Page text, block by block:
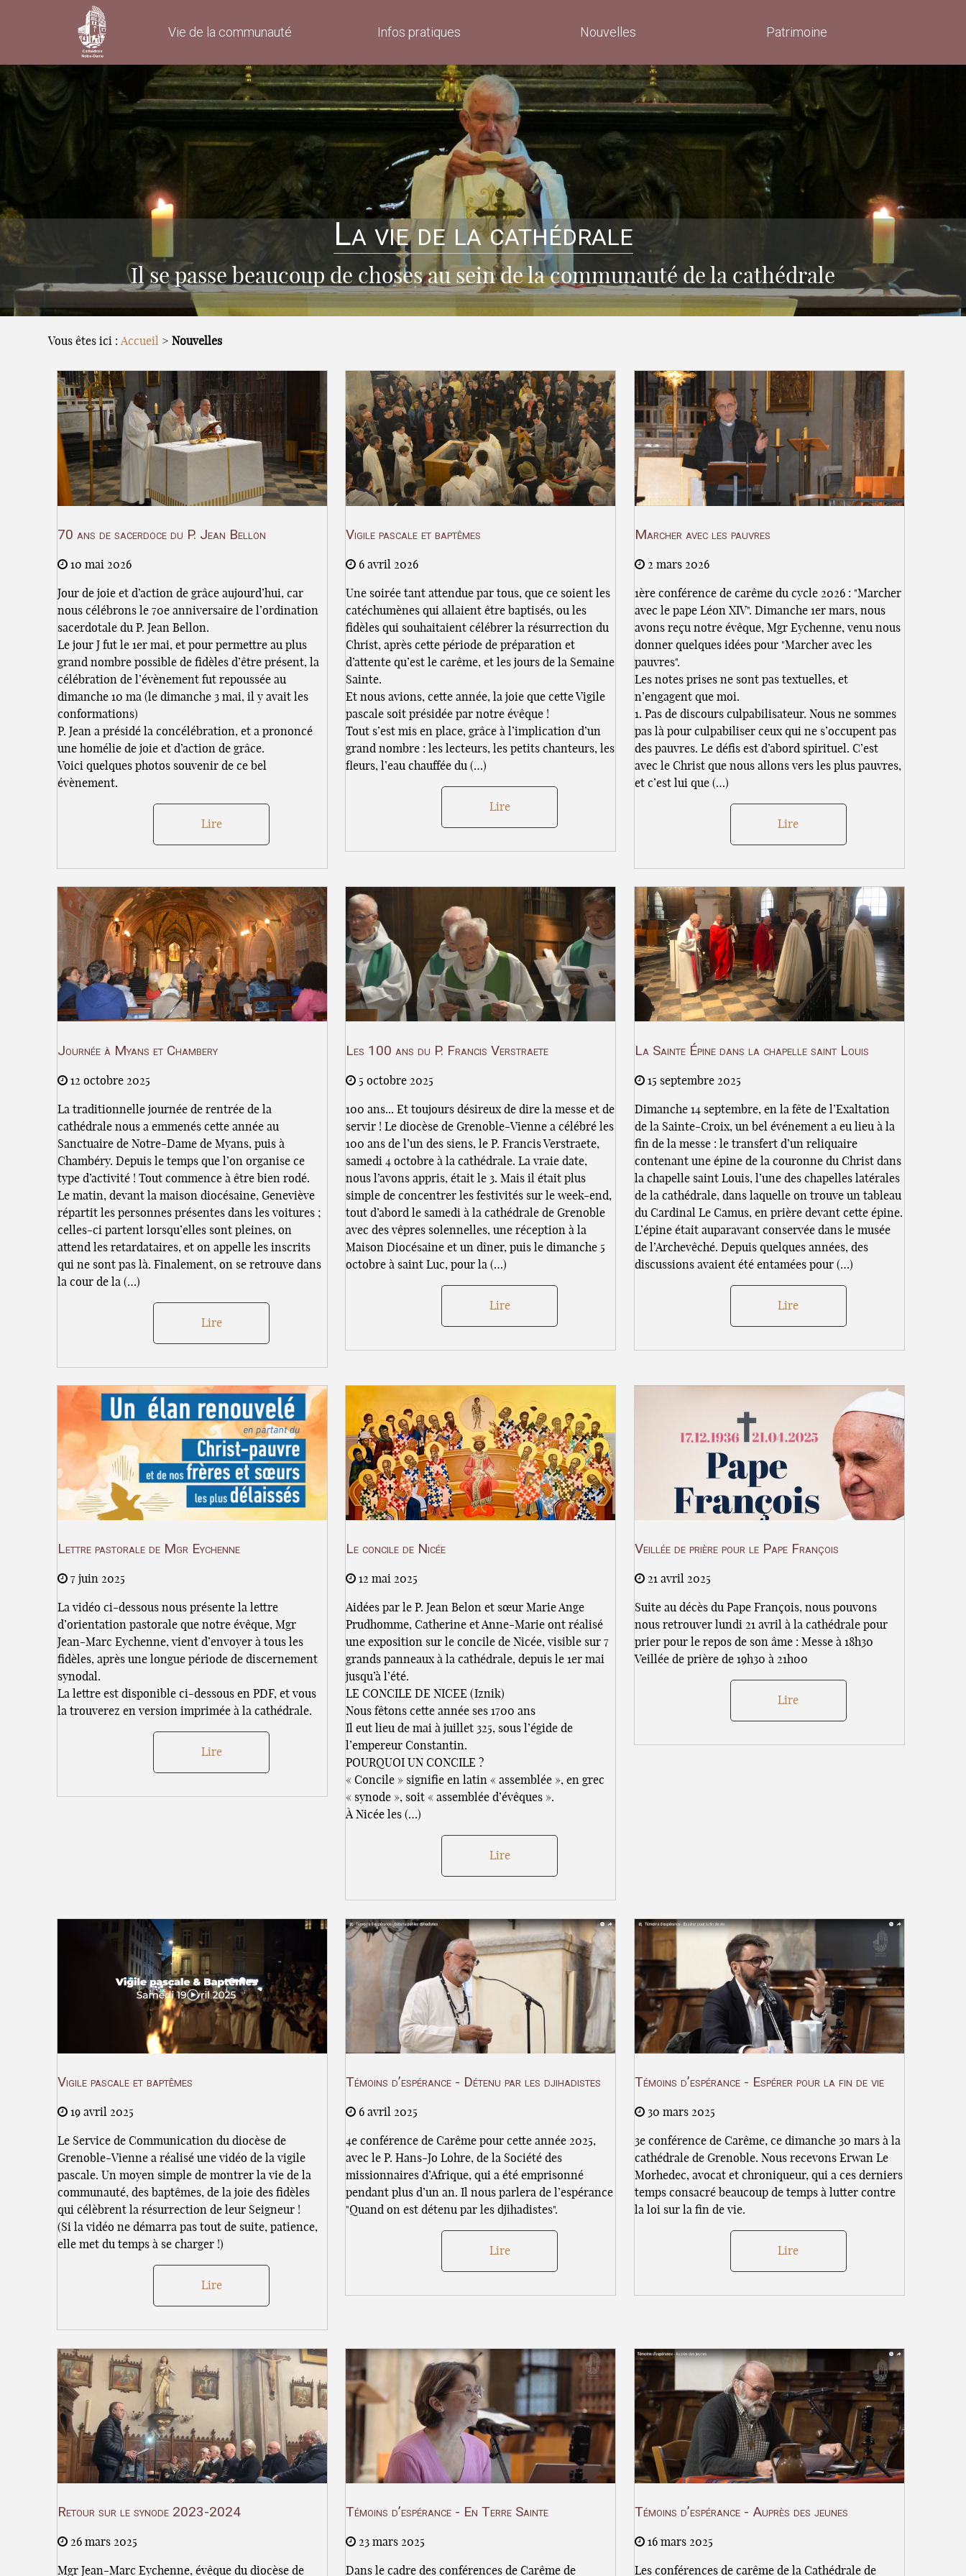
Vie de la communauté Infos pratiques Nouvelles Patrimoine
La vie de la cathédrale
Il se passe beaucoup de choses au sein de la communauté de la cathédrale
Vous êtes ici :Accueil >Nouvelles
70 ans de sacerdoce du P. Jean Bellon
10 mai 2026
Jour de joie et d’action de grâce aujourd’hui, car
nous célébrons le 70e anniversaire de l’ordination
sacerdotale du P. Jean Bellon.
Le jour J fut le 1er mai, et pour permettre au plus
grand nombre possible de fidèles d’être présent, la
célébration de l’évènement fut repoussée au
dimanche 10 ma (le dimanche 3 mai, il y avait les
conformations)
P. Jean a présidé la concélébration, et a prononcé
une homélie de joie et d’action de grâce.
Voici quelques photos souvenir de ce bel
évènement.
Lire
Vigile pascale et baptêmes
6 avril 2026
Une soirée tant attendue par tous, que ce soient les
catéchumènes qui allaient être baptisés, ou les
fidèles qui souhaitaient célébrer la résurrection du
Christ, après cette période de préparation et
d’attente qu’est le carême, et les jours de la Semaine
Sainte.
Et nous avions, cette année, la joie que cette Vigile
pascale soit présidée par notre évêque !
Tout s’est mis en place, grâce à l’implication d’un
grand nombre : les lecteurs, les petits chanteurs, les
fleurs, l’eau chauffée du (…)
Lire
Marcher avec les pauvres
2 mars 2026
1ère conférence de carême du cycle 2026 : "Marcher
avec le pape Léon XIV". Dimanche 1er mars, nous
avons reçu notre évêque, Mgr Eychenne, venu nous
donner quelques idées pour "Marcher avec les
pauvres".
Les notes prises ne sont pas textuelles, et
n’engagent que moi.
1. Pas de discours culpabilisateur. Nous ne sommes
pas là pour culpabiliser ceux qui ne s’occupent pas
des pauvres. Le défis est d’abord spirituel. C’est
avec le Christ que nous allons vers les plus pauvres,
et c’est lui que (…)
Lire
Journée à Myans et Chambery
12 octobre 2025
La traditionnelle journée de rentrée de la
cathédrale nous a emmenés cette année au
Sanctuaire de Notre-Dame de Myans, puis à
Chambéry. Depuis le temps que l’on organise ce
type d’activité ! Tout commence à être bien rodé.
Le matin, devant la maison diocésaine, Geneviève
répartit les personnes présentes dans les voitures ;
celles-ci partent lorsqu’elles sont pleines, on
attend les retardataires, et on appelle les inscrits
qui ne sont pas là. Finalement, on se retrouve dans
la cour de la (…)
Lire
Les 100 ans du P. Francis Verstraete
5 octobre 2025
100 ans... Et toujours désireux de dire la messe et de
servir ! Le diocèse de Grenoble-Vienne a célébré les
100 ans de l’un des siens, le P. Francis Verstraete,
samedi 4 octobre à la cathédrale. La vraie date,
nous l’avons appris, était le 3. Mais il était plus
simple de concentrer les festivités sur le week-end,
tout d’abord le samedi à la cathédrale de Grenoble
avec des vêpres solennelles, une réception à la
Maison Diocésaine et un dîner, puis le dimanche 5
octobre à saint Luc, pour la (…)
Lire
La Sainte Épine dans la chapelle saint Louis
15 septembre 2025
Dimanche 14 septembre, en la fête de l’Exaltation
de la Sainte-Croix, un bel événement a eu lieu à la
fin de la messe : le transfert d’un reliquaire
contenant une épine de la couronne du Christ dans
la chapelle saint Louis, l’une des chapelles latérales
de la cathédrale, dans laquelle on trouve un tableau
du Cardinal Le Camus, en prière devant cette épine.
L’épine était auparavant conservée dans le musée
de l’Archevêché. Depuis quelques années, des
discussions avaient été entamées pour (…)
Lire
Lettre pastorale de Mgr Eychenne
7 juin 2025
La vidéo ci-dessous nous présente la lettre
d’orientation pastorale que notre évêque, Mgr
Jean-Marc Eychenne, vient d’envoyer à tous les
fidèles, après une longue période de discernement
synodal.
La lettre est disponible ci-dessous en PDF, et vous
la trouverez en version imprimée à la cathédrale.
Lire
Le concile de Nicée
12 mai 2025
Aidées par le P. Jean Belon et sœur Marie Ange
Prudhomme, Catherine et Anne-Marie ont réalisé
une exposition sur le concile de Nicée, visible sur 7
grands panneaux à la cathédrale, depuis le 1er mai
jusqu’à l’été.
LE CONCILE DE NICEE (Iznik)
Nous fêtons cette année ses 1700 ans
Il eut lieu de mai à juillet 325, sous l’égide de
l’empereur Constantin.
POURQUOI UN CONCILE ?
« Concile » signifie en latin « assemblée », en grec
« synode », soit « assemblée d’évêques ».
À Nicée les (…)
Lire
Veillée de prière pour le Pape François
21 avril 2025
Suite au décès du Pape François, nous pouvons
nous retrouver lundi 21 avril à la cathédrale pour
prier pour le repos de son âme : Messe à 18h30
Veillée de prière de 19h30 à 21h00
Lire
Vigile pascale et baptêmes
19 avril 2025
Le Service de Communication du diocèse de
Grenoble-Vienne a réalisé une vidéo de la vigile
pascale. Un moyen simple de montrer la vie de la
communauté, des baptêmes, de la joie des fidèles
qui célèbrent la résurrection de leur Seigneur !
(Si la vidéo ne démarra pas tout de suite, patience,
elle met du temps à se charger !)
Lire
Témoins d’espérance - Détenu par les djihadistes
6 avril 2025
4e conférence de Carême pour cette année 2025,
avec le P. Hans-Jo Lohre, de la Société des
missionnaires d’Afrique, qui a été emprisonné
pendant plus d’un an. Il nous parlera de l’espérance
"Quand on est détenu par les djihadistes".
Lire
Témoins d’espérance - Espérer pour la fin de vie
30 mars 2025
3e conférence de Carême, ce dimanche 30 mars à la
cathédrale de Grenoble. Nous recevons Erwan Le
Morhedec, avocat et chroniqueur, qui a ces derniers
temps consacré beaucoup de temps à lutter contre
la loi sur la fin de vie.
Lire
Retour sur le synode 2023-2024
26 mars 2025
Mgr Jean-Marc Eychenne, évêque du diocèse de
Témoins d’espérance - En Terre Sainte
23 mars 2025
Dans le cadre des conférences de Carême de
Témoins d’espérance - Auprès des jeunes
16 mars 2025
Les conférences de carême de la Cathédrale de